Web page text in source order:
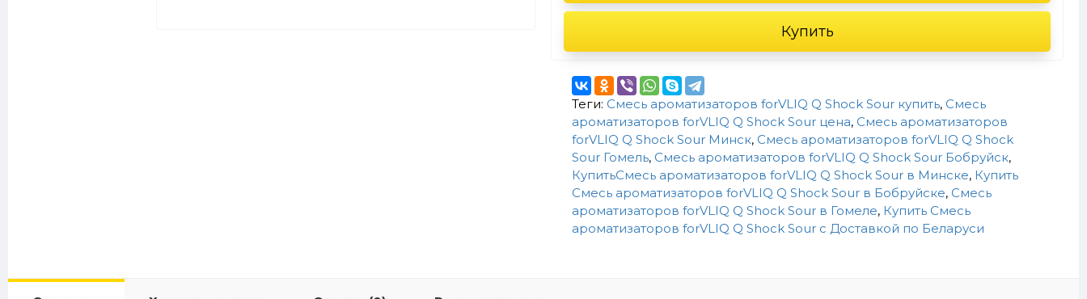
Купить
Теги: Смесь ароматизаторов forVLIQ Q Shock Sour купить, Смесь
ароматизаторов forVLIQ Q Shock Sour цена, Смесь ароматизаторов
forVLIQ Q Shock Sour Минск, Смесь ароматизаторов forVLIQ Q Shock
Sour Гомель, Смесь ароматизаторов forVLIQ Q Shock Sour Бобруйск,
КупитьСмесь ароматизаторов forVLIQ Q Shock Sour в Минске, Купить
Смесь ароматизаторов forVLIQ Q Shock Sour в Бобруйске, Смесь
ароматизаторов forVLIQ Q Shock Sour в Гомеле, Купить Смесь
ароматизаторов forVLIQ Q Shock Sour c Доставкой по Беларуси